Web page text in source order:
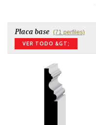
Placa base (71 perfiles)
VER TODO &GT;